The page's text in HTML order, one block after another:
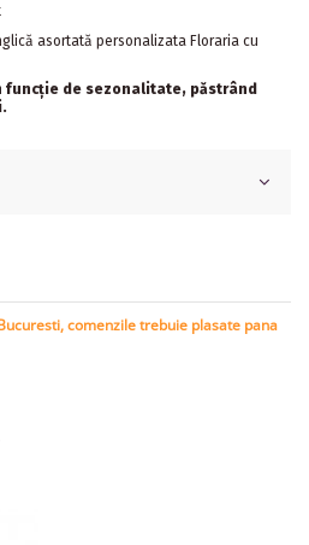
asortată personalizata Floraria cu
funcție de sezonalitate, păstrând
comenzile trebuie plasate pana